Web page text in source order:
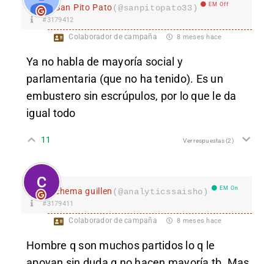
San Pito Pato(@sanpitopato33) EM Off
#3179412
Colaborador de campaña 8 meses hace
Ya no habla de mayoría social y
parlamentaria (que no ha tenido). Es un
embustero sin escrúpulos, por lo que le da
igual todo
11 Ver respuestas(2)
chema guillen (@analyticssaisho) EM On
#3179411
Colaborador de campaña 8 meses hace
Hombre q son muchos partidos lo q le